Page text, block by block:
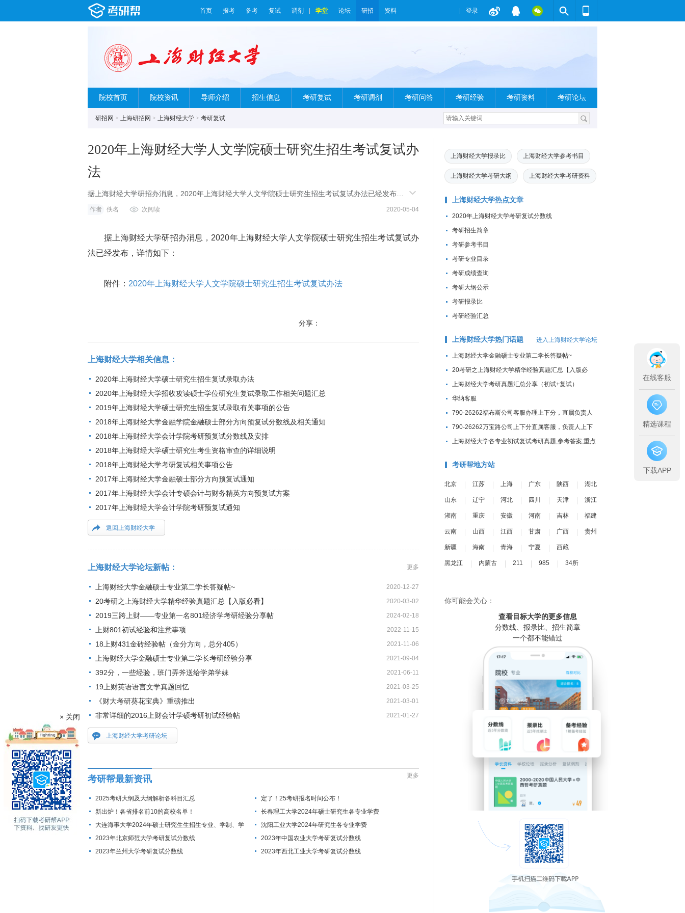
首页 报考 备考 复试 调剂 学堂 论坛 研招 资料 登录
院校首页 院校资讯 导师介绍 招生信息 考研复试 考研调剂 考研问答 考研经验 考研资料 考研论坛
研招网 > 上海研招网 > 上海财经大学 > 考研复试
2020年上海财经大学人文学院硕士研究生招生考试复试办
法
据上海财经大学研招办消息，2020年上海财经大学人文学院硕士研究生招生考试复试办法已经发布，
作者 佚名 次阅读 2020-05-04
据上海财经大学研招办消息，2020年上海财经大学人文学院硕士研究生招生考试复试办
法已经发布，详情如下：
附件： 2020年上海财经大学人文学院硕士研究生招生考试复试办法
分享：
上海财经大学相关信息：
2020年上海财经大学硕士研究生招生复试录取办法
2020年上海财经大学招收攻读硕士学位研究生复试录取工作相关问题汇总
2019年上海财经大学硕士研究生招生复试录取有关事项的公告
2018年上海财经大学金融学院金融硕士部分方向预复试分数线及相关通知
2018年上海财经大学会计学院考研预复试分数线及安排
2018年上海财经大学硕士研究生考生资格审查的详细说明
2018年上海财经大学考研复试相关事项公告
2017年上海财经大学金融硕士部分方向预复试通知
2017年上海财经大学会计专硕会计与财务精英方向预复试方案
2017年上海财经大学会计学院考研预复试通知
返回上海财经大学
上海财经大学论坛新帖： 更多
2020-12-27
上海财经大学金融硕士专业第二学长答疑帖~
2020-03-02
20考研之上海财经大学精华经验真题汇总【入版必看】
2024-02-18
2019三跨上财——专业第一名801经济学考研经验分享帖
2022-11-15
上财801初试经验和注意事项
2021-11-06
18上财431金砖经验帖（金分方向，总分405）
2021-09-04
上海财经大学金融硕士专业第二学长考研经验分享
2021-06-11
392分，一些经验，班门弄斧送给学弟学妹
2021-03-25
19上财英语语言文学真题回忆
2021-03-01
《财大考研葵花宝典》重磅推出
2021-01-27
非常详细的2016上财会计学硕考研初试经验帖
上海财经大学考研论坛
考研帮最新资讯 更多
2025考研大纲及大纲解析各科目汇总
定了！25考研报名时间公布！
新出炉！各省排名前10的高校名单！
长春理工大学2024年硕士研究生各专业学费
大连海事大学2024年硕士研究生生招生专业、学制、学
费标准及拟招生人数
沈阳工业大学2024年研究生各专业学费
2023年北京师范大学考研复试分数线
2023年中国农业大学考研复试分数线
2023年兰州大学考研复试分数线
2023年西北工业大学考研复试分数线
上海财经大学报录比 上海财经大学参考书目
上海财经大学考研大纲 上海财经大学考研资料
上海财经大学热点文章
2020年上海财经大学考研复试分数线
考研招生简章
考研参考书目
考研专业目录
考研成绩查询
考研大纲公示
考研报录比
考研经验汇总
上海财经大学热门话题 进入上海财经大学论坛
上海财经大学金融硕士专业第二学长答疑帖~
20考研之上海财经大学精华经验真题汇总【入版必
看】
上海财经大学考研真题汇总分享（初试+复试）
华纳客服
790-26262福布斯公司客服办理上下分，直属负责人
上下分
790-26262万宝路公司上下分直属客服，负责人上下
分客服
上海财经大学各专业初试复试考研真题,参考答案,重点
考研帮地方站
北京 江苏 上海 广东 陕西 湖北
山东 辽宁 河北 四川 天津 浙江
湖南 重庆 安徽 河南 吉林 福建
云南 山西 江西 甘肃 广西 贵州
新疆 海南 青海 宁夏 西藏
黑龙江 内蒙古 211 985 34所
你可能会关心：
查看目标大学的更多信息
分数线、报录比、招生简章
一个都不能错过
× 关闭
在线客服
精选课程
下载APP